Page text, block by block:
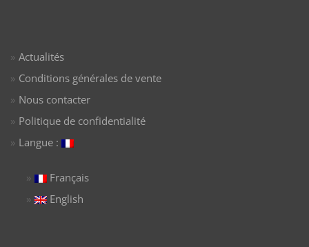
Actualités
Conditions générales de vente
Nous contacter
Politique de confidentialité
Langue :
Français
English